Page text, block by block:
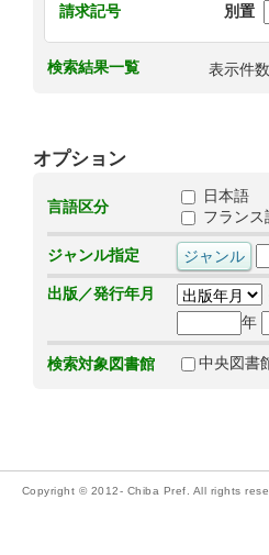
請求記号
別置
検索結果一覧 表示件数
オプション
言語区分
日本語
フランス
ジャンル指定
出版／発行年月
年
検索対象図書館 中央図書
Copyright © 2012- Chiba Pref. All rights